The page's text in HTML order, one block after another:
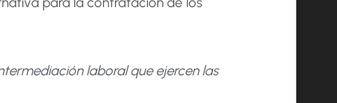
laboral que ejercen las